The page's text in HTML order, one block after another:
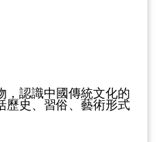
，認識中國傳統文化的
歷史、習俗、藝術形式